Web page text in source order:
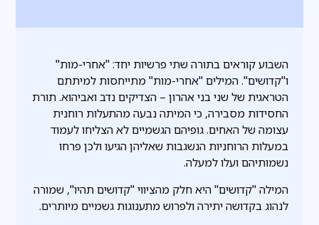
השבוע קוראים בתורה שתי פרשיות יחד: "אחרי-מות"
ו"קדושים". המילים "אחרי-מות" מתייחסות למיתתם
הטראגית של שני בני אהרון – הצדיקים נדב ואביהוא. תורת
החסידות מסבירה, כי המיתה נבעה מהתעלות רוחנית
עצומה של האחים. גופיהם הגשמיים לא הצליחו לעמוד
במעלות הרוחניות הנשגבות שאליהן הגיעו ולכן פרחו
נשמותיהם ועלו למעלה.
המילה "קדושים" היא חלק מהציווי "קדושים תהיו", שמורה
לנהוג בקדושה יתירה ולפרוש מתענוגות גשמיים מיותרים.